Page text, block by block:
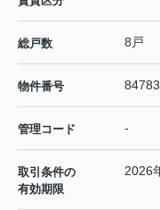
総戸数 8戸
物件番号
管理コード -
取引条件の
有効期限
2026